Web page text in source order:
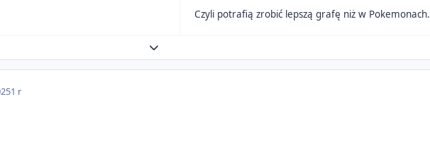
Czyli potrafią zrobić lepszą grafę niż w Pokemonach.
Expand topic overview
1 r